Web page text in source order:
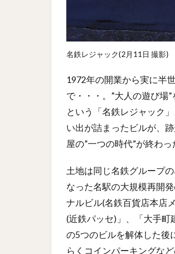
名鉄レジャック(2月11日 撮影)
1972年の開業から実に半
で・・・。”大人の遊び場
という「名鉄レジャック
い出が詰まったビルが、
屋の”一つの時代”が終わ
土地は同じ名鉄グループ
なった名駅の大規模再開
ナルビル(名鉄百貨店本店
(近鉄パッセ)」、「大手
の5つのビルを解体した後
らくコインパーキングな